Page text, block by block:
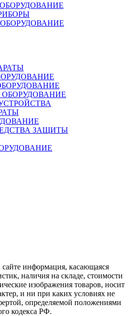
ЗАЩИТЫ
сайте информация, касающаяся
наличия на складе, стоимости
изображения товаров, носит
и ни при каких условиях не
определяемой положениями
кодекса РФ.